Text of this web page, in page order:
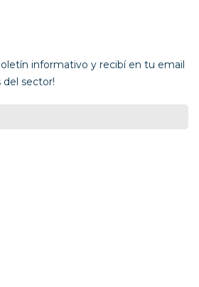
informativo y recibí en tu email
del sector!